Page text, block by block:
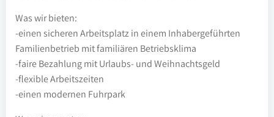
Was wir bieten:
-einen sicheren Arbeitsplatz in einem Inhabergeführten
Familienbetrieb mit familiären Betriebsklima
-faire Bezahlung mit Urlaubs- und Weihnachtsgeld
-flexible Arbeitszeiten
-einen modernen Fuhrpark